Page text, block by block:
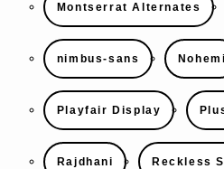
Montserrat Alternates
nimbus-sans Nohemi
Playfair Display
Rajdhani Reckless